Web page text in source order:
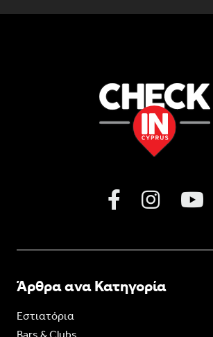
Άρθρα ανα Κατηγορία
Εστιατόρια
Bars & Clubs